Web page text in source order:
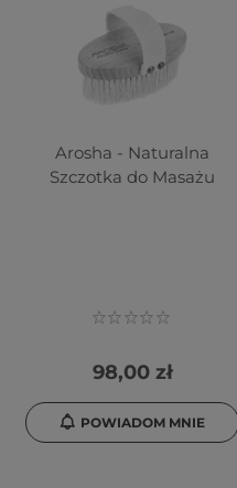
Arosha - Naturalna
Szczotka do Masażu
98,00 zł
POWIADOM MNIE